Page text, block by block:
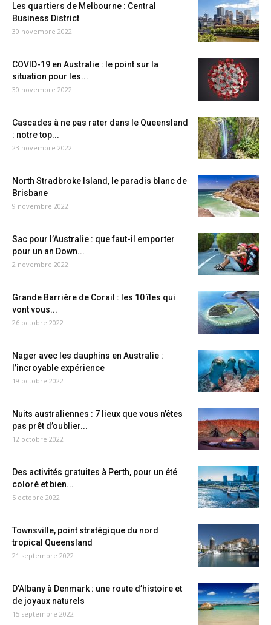
Les quartiers de Melbourne : Central
Business District
30 novembre 2022
COVID-19 en Australie : le point sur la
situation pour les...
30 novembre 2022
Cascades à ne pas rater dans le Queensland
: notre top...
23 novembre 2022
North Stradbroke Island, le paradis blanc de
Brisbane
9 novembre 2022
Sac pour l’Australie : que faut-il emporter
pour un an Down...
2 novembre 2022
Grande Barrière de Corail : les 10 îles qui
vont vous...
26 octobre 2022
Nager avec les dauphins en Australie :
l’incroyable expérience
19 octobre 2022
Nuits australiennes : 7 lieux que vous n’êtes
pas prêt d’oublier...
12 octobre 2022
Des activités gratuites à Perth, pour un été
coloré et bien...
5 octobre 2022
Townsville, point stratégique du nord
tropical Queensland
21 septembre 2022
D’Albany à Denmark : une route d’histoire et
de joyaux naturels
15 septembre 2022